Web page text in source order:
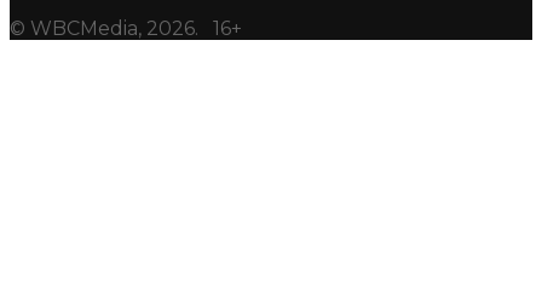
© WBCMedia, 2026. 16+